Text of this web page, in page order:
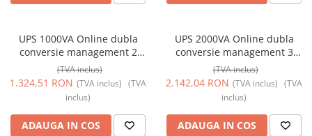
UPS 1000VA Online dubla
conversie management 2
schuko TED Electric
TED003973
(TVA inclus)
1.324,51 RON (TVA inclus) (TVA
inclus)
ADAUGA IN COS
UPS 2000VA Online dubla
conversie management 3
schuko TED Electric
TED003980
(TVA inclus)
2.142,04 RON (TVA inclus) (TVA
inclus)
ADAUGA IN COS